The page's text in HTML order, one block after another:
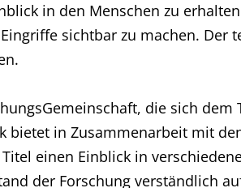
in den Menschen zu
sichtbar zu machen. Der
die sich dem
bietet in Zusammenarbeit mit
einen Einblick in
der Forschung verständlich